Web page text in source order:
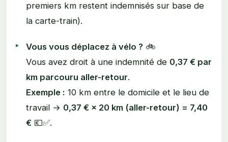
premiers km restent indemnisés sur base de
la carte-train).
Vous vous déplacez à vélo ? 🚲
Vous avez droit à une indemnité de 0,37 € par
km parcouru aller-retour.
Exemple : 10 km entre le domicile et le lieu de
travail → 0,37 € × 20 km (aller-retour) = 7,40
€ 💶✅.